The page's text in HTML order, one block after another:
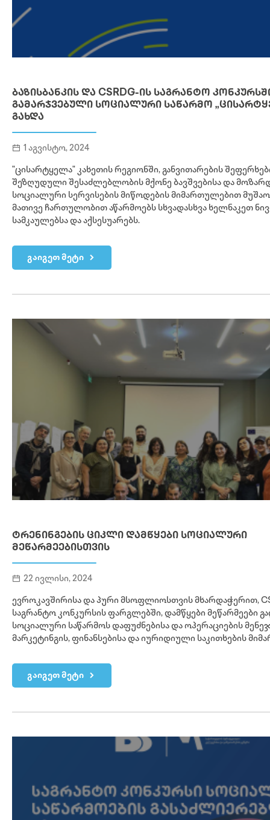
ᲑᲐᲖᲘᲡᲑᲐᲜᲙᲘᲡ ᲓᲐ CSRDG-ᲘᲡ ᲡᲐᲒᲠᲐᲜᲢᲝ
ᲒᲐᲛᲐᲠᲯᲕᲔᲑᲣᲚᲘ ᲡᲝᲪᲘᲐᲚᲣᲠᲘ ᲡᲐᲬᲐᲠᲛᲝ
ᲒᲐᲮᲓᲐ
1 აგვისტო, 2024
"ცისარტყელა" კახეთის რეგიონში, განვითარების
შეზღუდული შესაძლებლობის მქონე ბავშვებისა და
სოციალური სერვისების მიწოდების მიმართულებით
მათივე ჩართულობით აწარმოებს სხვადასხვა ხელნაკეთ
სამკაულებსა და აქსესუარებს.
გაიგეთ მეტი
ᲢᲠᲔᲜᲘᲜᲒᲔᲑᲘᲡ ᲪᲘᲙᲚᲘ ᲓᲐᲛᲬᲧᲔᲑᲘ ᲡᲝᲪᲘᲐᲚᲣᲠᲘ
ᲛᲔᲬᲐᲠᲛᲔᲔᲑᲘᲡᲗᲕᲘᲡ
22 ივლისი, 2024
ევროკავშირისა და პური მსოფლიოსთვის მხარდაჭერით,
საგრანტო კონკურსის ფარგლებში, დამწყები მეწარმეები
სოციალური საწარმოს დაფუძნებისა და ოპერაციების
მარკეტინგის, ფინანსებისა და იურიდიული საკითხების
გაიგეთ მეტი